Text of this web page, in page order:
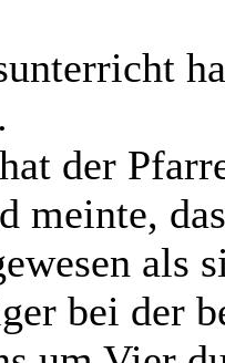
der
meinte,
als
bei der